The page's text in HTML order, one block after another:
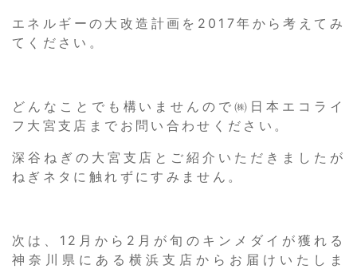
エネルギーの大改造計画を2017年から考えてみ
てください。
どんなことでも構いませんので㈱日本エコライ
フ大宮支店までお問い合わせください。
深谷ねぎの大宮支店とご紹介いただきましたが
ねぎネタに触れずにすみません。
次は、12月から2月が旬のキンメダイが獲れる
神奈川県にある横浜支店からお届けいたしま